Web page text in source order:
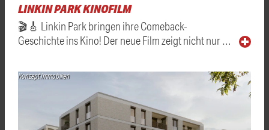
LINKIN PARK KINOFILM
🎬🎸 Linkin Park bringen ihre Comeback-
Geschichte ins Kino! Der neue Film zeigt nicht nur …
Konzept Immobilien